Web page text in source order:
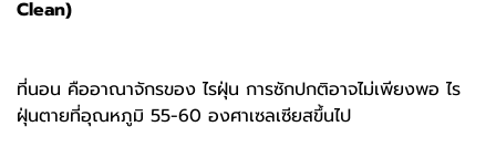
Clean)
ที่นอน คืออาณาจักรของ ไรฝุ่น การซักปกติอาจไม่เพียงพอ ไร
ฝุ่นตายที่อุณหภูมิ 55-60 องศาเซลเซียสขึ้นไป